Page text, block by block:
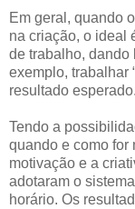
Em geral, quando
na criação, o ideal
de trabalho, dando
exemplo, trabalhar
resultado esperado.
Tendo a
quando e como for
motivação e a
adotaram o
horário. Os